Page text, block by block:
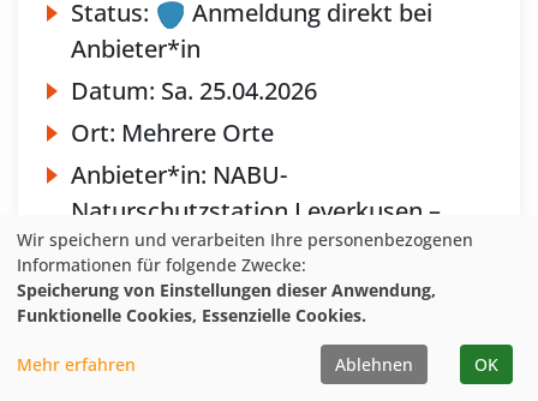
Status:
Anmeldung direkt bei
Anbieter*in
Datum: Sa. 25.04.2026
Ort: Mehrere Orte
Anbieter*in: NABU-
Naturschutzstation Leverkusen –
Köln
Wir speichern und verarbeiten Ihre personenbezogenen
Informationen für folgende Zwecke:
Speicherung von Einstellungen dieser Anwendung,
Funktionelle Cookies, Essenzielle Cookies.
Mehr erfahren Ablehnen OK